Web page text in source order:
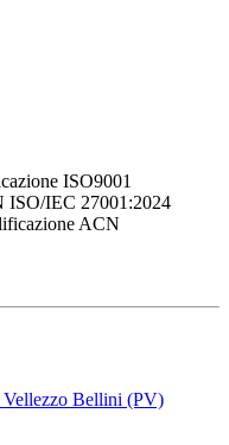
Vellezzo Bellini (PV)